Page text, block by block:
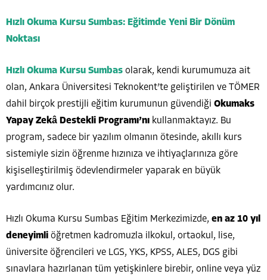
Hızlı Okuma Kursu Sumbas: Eğitimde Yeni Bir Dönüm
Noktası
Hızlı Okuma Kursu Sumbas olarak, kendi kurumumuza ait
olan, Ankara Üniversitesi Teknokent’te geliştirilen ve TÖMER
dahil birçok prestijli eğitim kurumunun güvendiği Okumaks
Yapay Zekâ Destekli Programı’nı kullanmaktayız. Bu
program, sadece bir yazılım olmanın ötesinde, akıllı kurs
sistemiyle sizin öğrenme hızınıza ve ihtiyaçlarınıza göre
kişiselleştirilmiş ödevlendirmeler yaparak en büyük
yardımcınız olur.
Hızlı Okuma Kursu Sumbas Eğitim Merkezimizde, en az 10 yıl
deneyimli öğretmen kadromuzla ilkokul, ortaokul, lise,
üniversite öğrencileri ve LGS, YKS, KPSS, ALES, DGS gibi
sınavlara hazırlanan tüm yetişkinlere birebir, online veya yüz